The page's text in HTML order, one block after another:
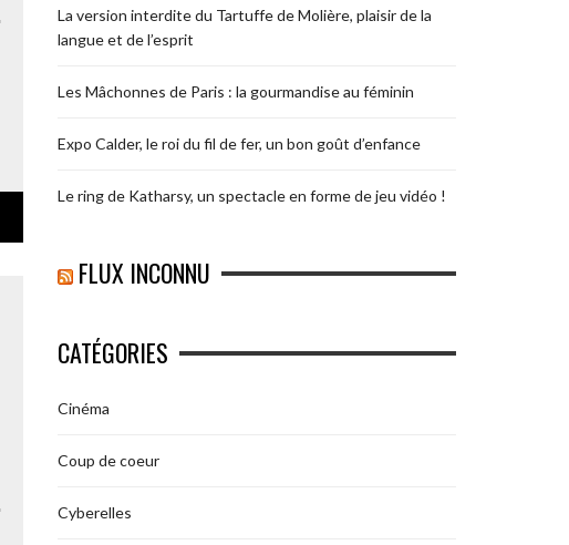
La version interdite du Tartuffe de Molière, plaisir de la
langue et de l’esprit
Les Mâchonnes de Paris : la gourmandise au féminin
Expo Calder, le roi du fil de fer, un bon goût d’enfance
Le ring de Katharsy, un spectacle en forme de jeu vidéo !
FLUX INCONNU
CATÉGORIES
Cinéma
Coup de coeur
Cyberelles